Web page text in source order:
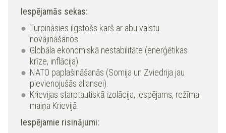
Iespējamās sekas:
Turpināsies ilgstošs karš ar abu valstu
novājināšanos.
Globāla ekonomiskā nestabilitāte (enerģētikas
krīze, inflācija).
NATO paplašināšanās (Somija un Zviedrija jau
pievienojušās aliansei).
Krievijas starptautiskā izolācija, iespējams, režīma
maiņa Krievijā.
Iespējamie risinājumi: